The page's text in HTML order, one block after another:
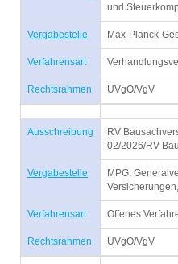
und
Vergabestelle Max-Planck-
Verfahrensart
Rechtsrahmen UVgO/VgV
Ausschreibung
RV
02/2026/RV
Vergabestelle
MPG,
Verfahrensart Offenes
Rechtsrahmen UVgO/VgV